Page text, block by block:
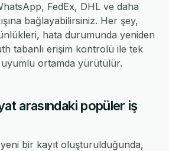
FedEx, DHL ve daha
bağlayabilirsiniz. Her şey,
hata durumunda yeniden
tabanlı erişim kontrolü ile tek
ortamda yürütülür.
arasındaki popüler iş
bir kayıt oluşturulduğunda,